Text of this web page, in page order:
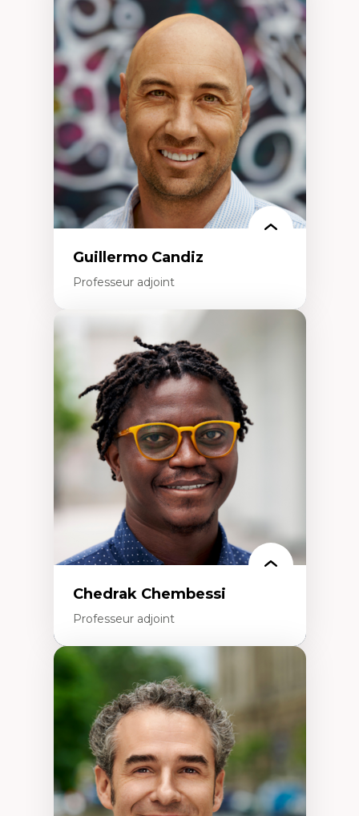
Didactique des sciences – processus
d’enquête et culture scientifique
Éducation en milieu minoritaire –
construction identitaire et conscience
critique
Technologies éducatives – ludification et
programmation pédagogique
La langue dans toutes les matières –
environnement discursif et langage
scientifique
Guillermo Candiz
Professeur adjoint
Expertises
Trajectoires migratoires
Migrations forcées
Études des frontières; Enjeux géopolitiques
des migrations
Politiques migratoires
Réfugiés
Demandeurs d’asile
Migrations irrégulières
Migrations temporaires
Migration et changement climatique
Migration et développement
Chedrak Chembessi
Professeur adjoint
Économie circulaire
Modèles d’affaires durables
Histoire des faits économiques
Gestion durable des ressources naturelles
Écologie industrielle
Aménagement durable du territoire
Développement régional
Coopératives
Télétravail en milieu rural francophone
Transition socio-écologique